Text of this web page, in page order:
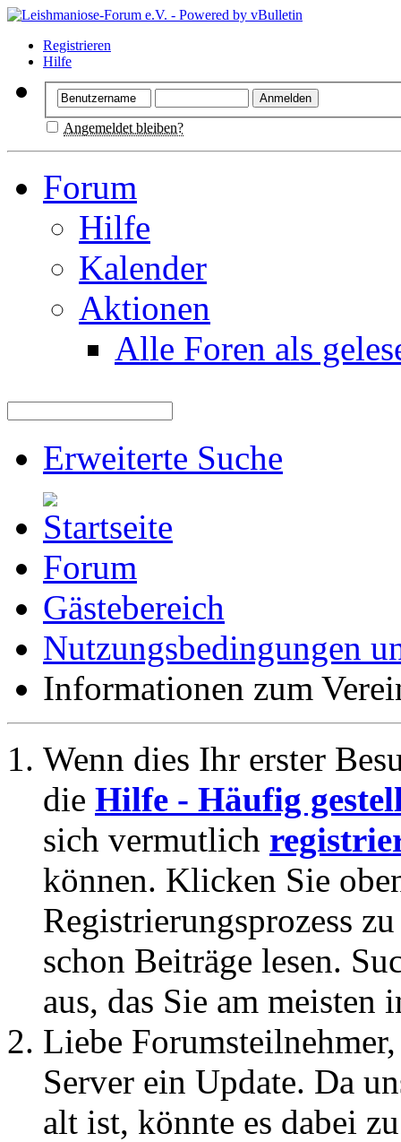
Registrieren
Hilfe
Angemeldet bleiben?
Forum
Hilfe
Kalender
Aktionen
Alle Foren als
Erweiterte Suche
Forum
Gästebereich
Nutzungsbedingungen
Informationen zum
Wenn dies Ihr erster
die Hilfe - Häufig
sich vermutlich
können. Klicken Sie
Registrierungsprozess
schon Beiträge lesen.
aus, das Sie am meisten
Liebe
Server ein Update. Da
alt ist, könnte es dabei